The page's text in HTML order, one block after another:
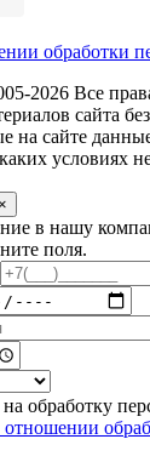
обработки
2026 Все
сайта
на сайте
условиях
×
в нашу
поля.
на обработку